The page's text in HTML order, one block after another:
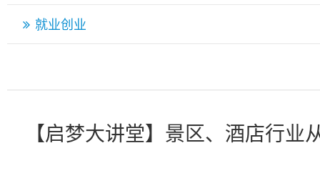
就业创业
【启梦大讲堂】景区、酒店行